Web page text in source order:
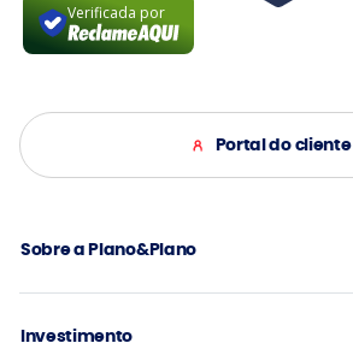
Verificada por
Portal do cliente
Sobre a Plano&Plano
Investimento